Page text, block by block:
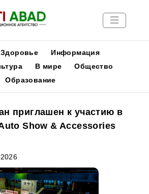
Здоровье
Информация
В мире
Общество
Образование
приглашен к участию в
Show & Accessories